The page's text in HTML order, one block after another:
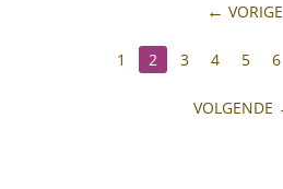
VORIGE
1 2 3 4 5 6
VOLGENDE